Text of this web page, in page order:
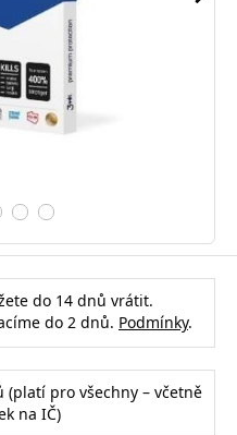
do 14 dnů vrátit.
do 2 dnů. Podmínky.
(platí pro všechny – včetně
na IČ)